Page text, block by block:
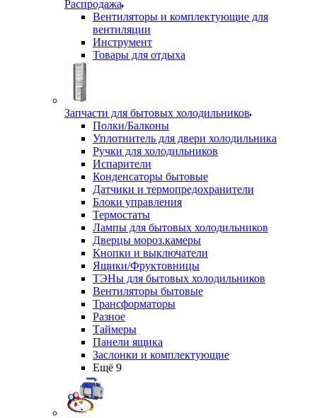
Распродажа
Вентиляторы и комплектующие для
вентиляции
Инструмент
Товары для отдыха
Запчасти для бытовых холодильников
Полки/Балконы
Уплотнитель для двери холодильника
Ручки для холодильников
Испарители
Конденсаторы бытовые
Датчики и термопредохранители
Блоки управления
Термостаты
Лампы для бытовых холодильников
Дверцы мороз.камеры
Кнопки и выключатели
Ящики/Фруктовницы
ТЭНы для бытовых холодильников
Вентиляторы бытовые
Трансформаторы
Разное
Таймеры
Панели ящика
Заслонки и комплектующие
Ещё 9